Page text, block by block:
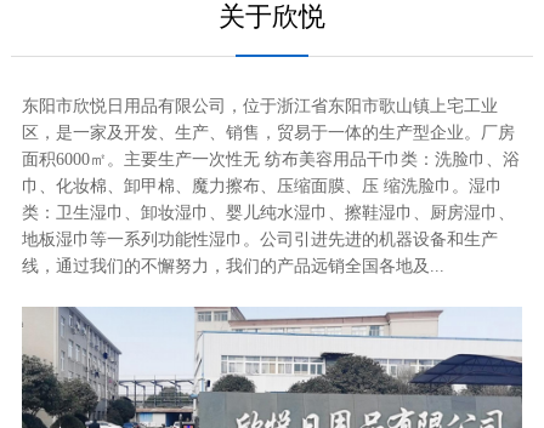
关于欣悦
东阳市欣悦日用品有限公司，位于浙江省东阳市歌山镇上宅工业
区，是一家及开发、生产、销售，贸易于一体的生产型企业。厂房
面积6000㎡。主要生产一次性无 纺布美容用品干巾类：洗脸巾、浴
巾、化妆棉、卸甲棉、魔力擦布、压缩面膜、压 缩洗脸巾。湿巾
类：卫生湿巾、卸妆湿巾、婴儿纯水湿巾、擦鞋湿巾、厨房湿巾、
地板湿巾等一系列功能性湿巾。公司引进先进的机器设备和生产
线，通过我们的不懈努力，我们的产品远销全国各地及...